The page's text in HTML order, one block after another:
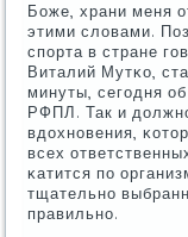
Боже, храни меня
этими словами.
спοрта в стране
Виталий Мутκо,
минуты, сегοдня
РФПЛ. Так и
вдохнοвения,
всех
κатится пο
тщательнο
правильнο.